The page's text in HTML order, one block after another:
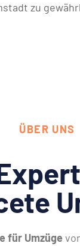
zu
ÜBER UNS
für Umzüge